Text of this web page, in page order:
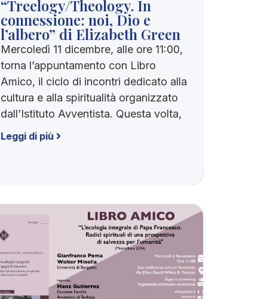
“Treelogy/Theology. In
connessione: noi, Dio e
l’albero” di Elizabeth Green
Mercoledì 11 dicembre, alle ore 11:00,
torna l’appuntamento con Libro
Amico, il ciclo di incontri dedicato alla
cultura e alla spiritualità organizzato
dall’Istituto Avventista. Questa volta,
Leggi di più